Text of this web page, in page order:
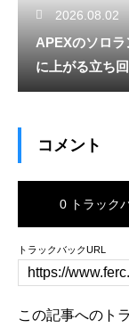
2026.08.02
APEXのソロ
に上がる立ち
コメント
0 トラック
トラックバックURL
この記事へのト